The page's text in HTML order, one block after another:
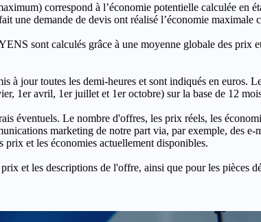
correspond à l’économie potentielle calculée en
une demande de devis ont réalisé l’économie
sont calculés grâce à une moyenne globale des prix et
jour toutes les demi-heures et sont indiqués en euros.
1er avril, 1er juillet et 1er octobre) sur la base de 12
éventuels. Le nombre d'offres, les prix réels, les
marketing de notre part via, par exemple, des
et les économies actuellement disponibles.
et les descriptions de l'offre, ainsi que pour les pièces